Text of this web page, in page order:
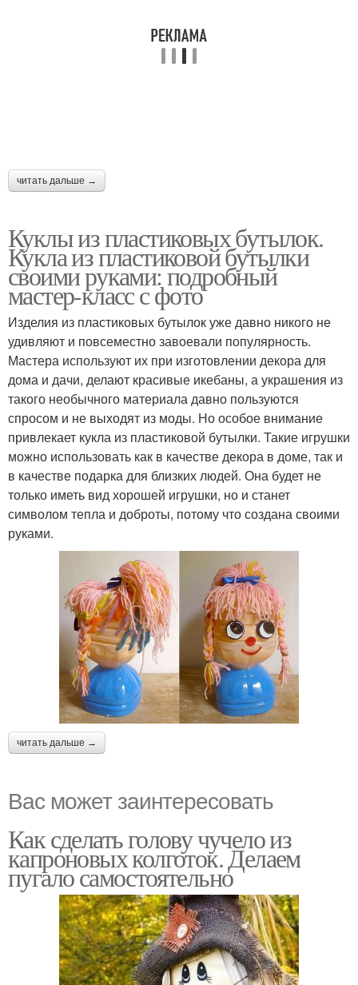
читать дальше →
Куклы из пластиковых бутылок.
Кукла из пластиковой бутылки
своими руками: подробный
мастер-класс с фото
Изделия из пластиковых бутылок уже давно никого не
удивляют и повсеместно завоевали популярность.
Мастера используют их при изготовлении декора для
дома и дачи, делают красивые икебаны, а украшения из
такого необычного материала давно пользуются
спросом и не выходят из моды. Но особое внимание
привлекает кукла из пластиковой бутылки. Такие игрушки
можно использовать как в качестве декора в доме, так и
в качестве подарка для близких людей. Она будет не
только иметь вид хорошей игрушки, но и станет
символом тепла и доброты, потому что создана своими
руками.
читать дальше →
Вас может заинтересовать
Как сделать голову чучело из
капроновых колготок. Делаем
пугало самостоятельно